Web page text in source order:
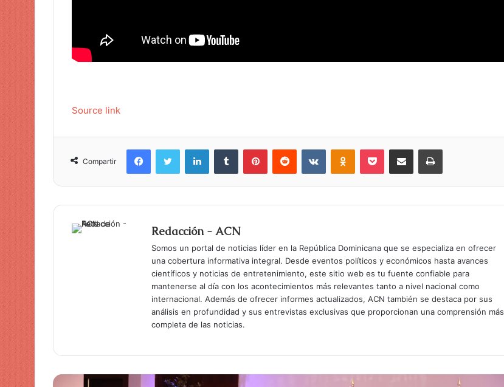
Source link
Compartir
Redacción - ACN
Somos un portal de noticias líder en la República Dominicana que se especializa en ofrecer
una cobertura informativa integral. Desde eventos políticos y económicos hasta avances
científicos y noticias de entretenimiento, este sitio web es tu fuente confiable para
mantenerse al día con los acontecimientos más relevantes tanto a nivel nacional como
internacional. Además de ofrecer informes actualizados, ACN también se destaca por sus
análisis en profundidad y sus entrevistas exclusivas que proporcionan una comprensión más
completa de las noticias.